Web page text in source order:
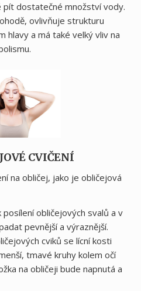
dostatečné množství vody.
ovlivňuje strukturu
hlavy a má také velký vliv na
CVIČENÍ
na obličej, jako je obličejová
obličejových svalů a v
pevnější a výraznější.
cviků se lícní kosti
tmavé kruhy kolem očí
na obličeji bude napnutá a